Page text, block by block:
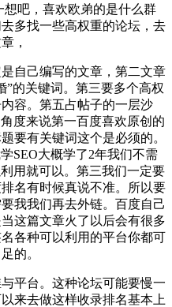
想吧，喜欢欧弟的是什么群
多找一些高权重的论坛，去
，
自己编写的文章，第二文章
”的关键词。第三要多个高权
容。第五占帖子的一层沙
度来说第一百度喜欢原创的
要有关键词这个是必须的。
SEO大概学了2年我们不需
用就可以。第三我们一定要
名有时候真说不准。所以要
我我们再去外链。百度自己
这篇文章火了以后会有很多
各种可以利用的平台你都可
的。
平台。这种论坛可能要慢一
来去做这样收录排名基本上